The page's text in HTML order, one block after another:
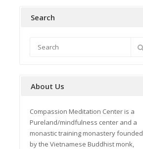
Search
About Us
Compassion Meditation Center is a
Pureland/mindfulness center and a
monastic training monastery founded
by the Vietnamese Buddhist monk,